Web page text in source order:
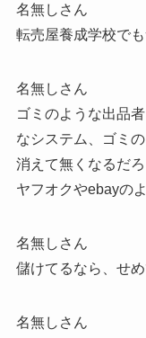
名無しさん
転売屋養成学校で
名無しさん
ゴミのような出品
なシステム、ゴミの
消えて無くなるだろ
ヤフオクやebayの
名無しさん
儲けてるなら、せ
名無しさん